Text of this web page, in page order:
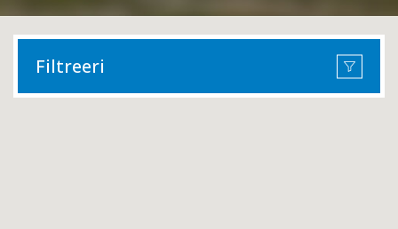
Filtreeri